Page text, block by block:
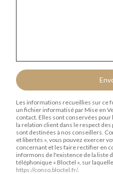
Les informations recueillies sur ce
un fichier informatisé par Mise en
contact. Elles sont conservées
la relation client dans le respect
sont destinées à nos conseillers.
et libertés », vous pouvez exercer
concernant et les faire rectifier en
informons de l'existence de la liste
téléphonique « Bloctel », sur
https://conso.bloctel.fr/.